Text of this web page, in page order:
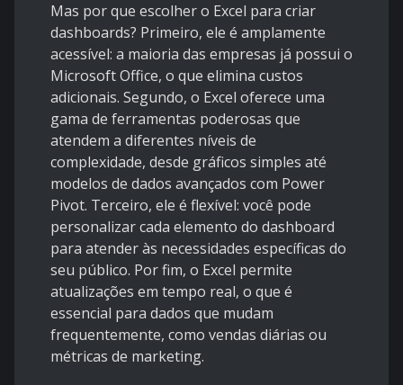
Mas por que escolher o Excel para criar
dashboards? Primeiro, ele é amplamente
acessível: a maioria das empresas já possui o
Microsoft Office, o que elimina custos
adicionais. Segundo, o Excel oferece uma
gama de ferramentas poderosas que
atendem a diferentes níveis de
complexidade, desde gráficos simples até
modelos de dados avançados com Power
Pivot. Terceiro, ele é flexível: você pode
personalizar cada elemento do dashboard
para atender às necessidades específicas do
seu público. Por fim, o Excel permite
atualizações em tempo real, o que é
essencial para dados que mudam
frequentemente, como vendas diárias ou
métricas de marketing.